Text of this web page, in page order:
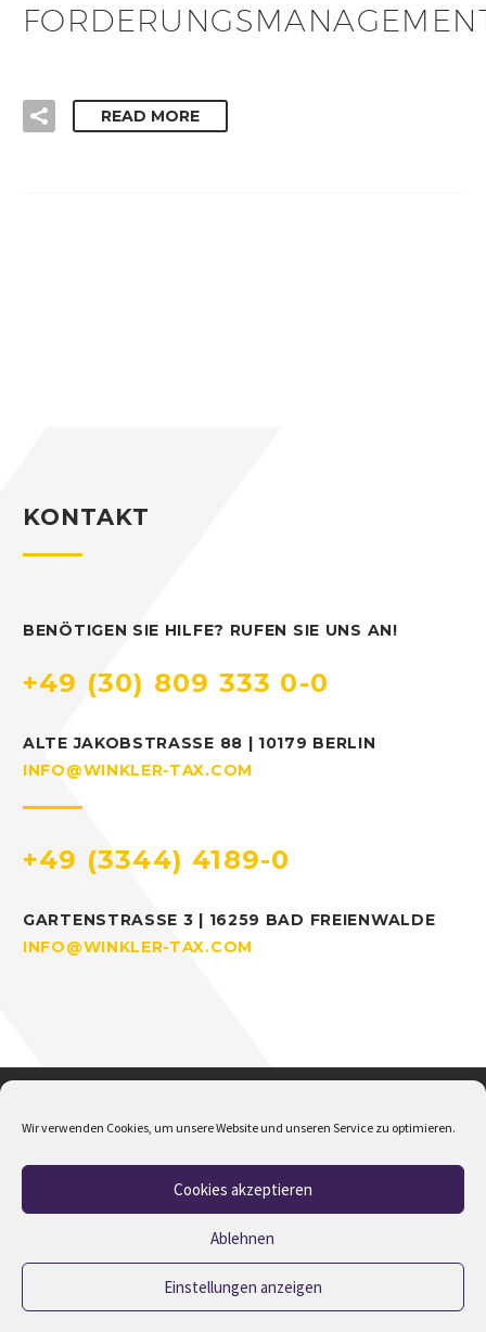
Wir verwenden Cookies, um unsere Website und unseren Service zu optimieren.
Cookies akzeptieren
Ablehnen
Einstellungen anzeigen
READ MORE
KONTAKT
BENÖTIGEN SIE HILFE? RUFEN SIE UNS AN!
+49 (30) 809 333 0-0
ALTE JAKOBSTRASSE 88 | 10179 BERLIN
INFO@WINKLER-TAX.COM
+49 (3344) 4189-0
GARTENSTRASSE 3 | 16259 BAD FREIENWALDE
INFO@WINKLER-TAX.COM
Datenschutz
2023 © Copyrights M.Winkler